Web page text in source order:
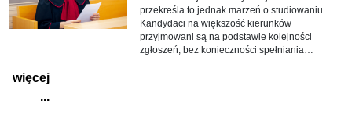
przekreśla to jednak marzeń o studiowaniu.
Kandydaci na większość kierunków
przyjmowani są na podstawie kolejności
zgłoszeń, bez konieczności spełniania
więcej
...